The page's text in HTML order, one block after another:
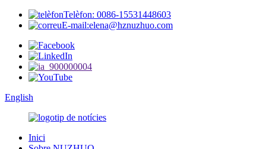
Telèfon: 0086-15531448603
E-mail:elena@hznuzhuo.com
English
Inici